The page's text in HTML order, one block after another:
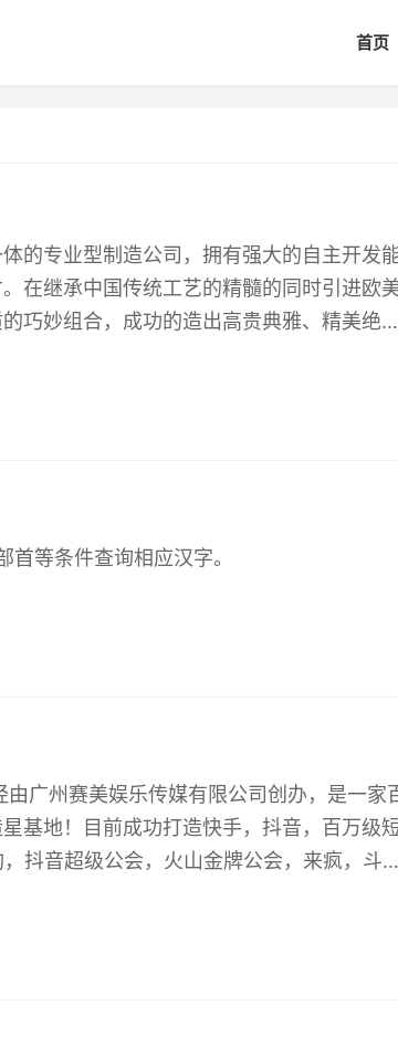
首页
的专业型制造公司，拥有强大的自主开发
在继承中国传统工艺的精髓的同时引进欧
巧妙组合，成功的造出高贵典雅、精美绝伦
品、水晶会议礼品、水晶办公礼品、同学聚
等条件查询相应汉字。
广州赛美娱乐传媒有限公司创办，是一家
基地！目前成功打造快手，抖音，百万级
抖音超级公会，火山金牌公会，来疯，斗鱼
训体系，致力打造中国一流网红孵化平台。